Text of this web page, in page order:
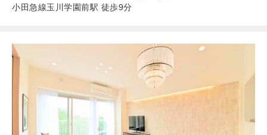
小田急線玉川学園前駅 徒歩9分